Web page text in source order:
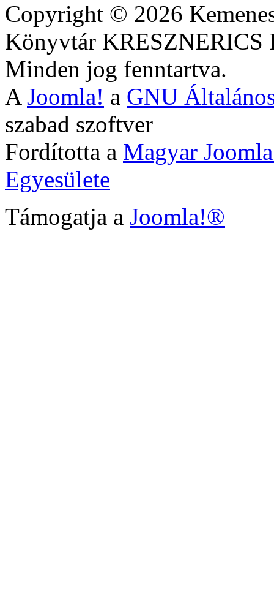
Copyright © 2026
Könyvtár
Minden jog fenntartva.
A Joomla! a GNU
szabad szoftver
Fordította a Magyar
Egyesülete
Támogatja a Joomla!®